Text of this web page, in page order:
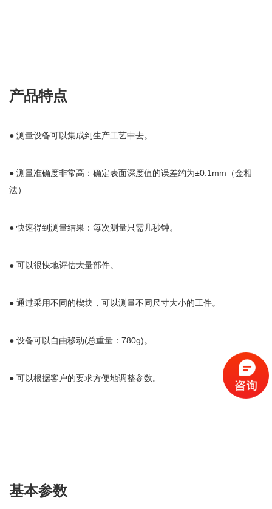
产品特点
● 测量设备可以集成到生产工艺中去。
● 测量准确度非常高：确定表面深度值的误差约为±0.1mm（金相
法）
● 快速得到测量结果：每次测量只需几秒钟。
● 可以很快地评估大量部件。
● 通过采用不同的楔块，可以测量不同尺寸大小的工件。
● 设备可以自由移动(总重量：780g)。
● 可以根据客户的要求方便地调整参数。
基本参数